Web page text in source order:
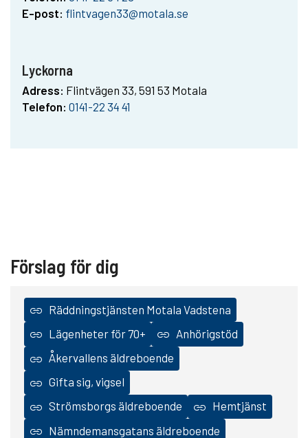
E-post: flintvagen33@motala.se
Lyckorna
Adress: Flintvägen 33, 591 53 Motala
Telefon: 0141-22 34 41
Förslag för dig
Räddningstjänsten Motala Vadstena
Lägenheter för 70+
Anhörigstöd
Åkervallens äldreboende
Gifta sig, vigsel
Strömsborgs äldreboende
Hemtjänst
Nämndemansgatans äldreboende